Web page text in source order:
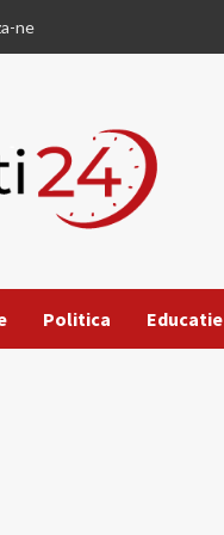
ne
Politica Educatie